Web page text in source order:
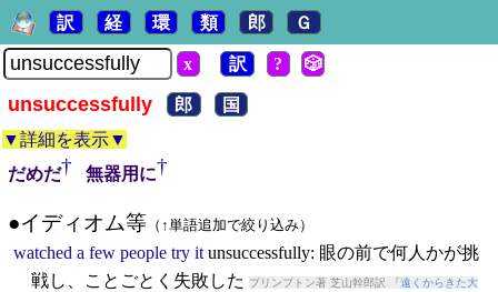
訳 経 環 類 郎 Ｇ
x 訳 ? 🎲
unsuccessfully 郎
国
▼詳細を表示▼
だめだ† 無器用に†
●イディオム等（ ↑単語追加で絞り込み）
watched a few people try it unsuccessfully: 眼の前で何人かが挑
戦し、ことごとく失敗した
プリンプトン著 芝山幹郎訳 『遠くからきた大